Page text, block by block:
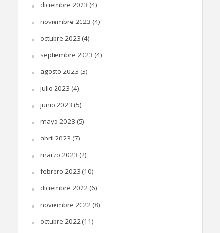
diciembre 2023 (4)
noviembre 2023 (4)
octubre 2023 (4)
septiembre 2023 (4)
agosto 2023 (3)
julio 2023 (4)
junio 2023 (5)
mayo 2023 (5)
abril 2023 (7)
marzo 2023 (2)
febrero 2023 (10)
diciembre 2022(6)
noviembre 2022(8)
octubre 2022(11)